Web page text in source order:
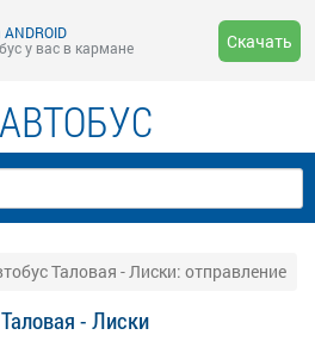
у вас в кармане
Скачать
Таловая - Лиски: отправление
- Лиски